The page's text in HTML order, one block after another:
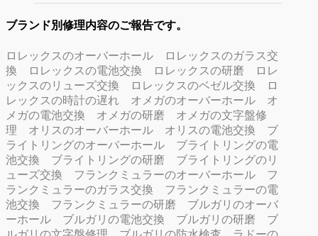
ブランド別修理内容のご報告です。
ロレックスのオーバーホール
ロレックスのガラス交
換
ロレックスの電池交換 ロレックスの研磨
ロレ
ックスのリューズ交換
ロレックスのベゼル交換
ロ
レックスの時計の遅れ
オメガのオーバーホール
オ
メガの電池交換
オメガの研磨
オメガの文字盤修
理
オリスのオーバーホール オリスの電池交換
ブ
ライトリングのオーバーホール
ブライトリングの電
池交換
ブライトリングの研磨
ブライトリングのリ
ューズ交換
フランクミュラーのオーバーホール
フ
ランクミュラーのガラス交換
フランクミュラーの電
池交換
フランクミュラーの研磨
ブルガリのオーバ
ーホール
ブルガリの電池交換 ブルガリの研磨
ブ